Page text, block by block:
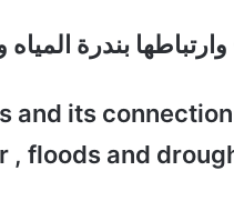
وارتباطها بندرة
and its
, floods and